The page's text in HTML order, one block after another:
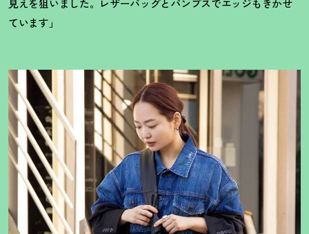
ています」